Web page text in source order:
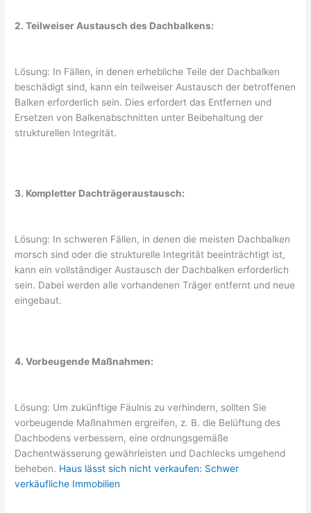
2. Teilweiser Austausch des Dachbalkens:
Lösung: In Fällen, in denen erhebliche Teile der Dachbalken
beschädigt sind, kann ein teilweiser Austausch der betroffenen
Balken erforderlich sein. Dies erfordert das Entfernen und
Ersetzen von Balkenabschnitten unter Beibehaltung der
strukturellen Integrität.
3. Kompletter Dachträgeraustausch:
Lösung: In schweren Fällen, in denen die meisten Dachbalken
morsch sind oder die strukturelle Integrität beeinträchtigt ist,
kann ein vollständiger Austausch der Dachbalken erforderlich
sein. Dabei werden alle vorhandenen Träger entfernt und neue
eingebaut.
4. Vorbeugende Maßnahmen:
Lösung: Um zukünftige Fäulnis zu verhindern, sollten Sie
vorbeugende Maßnahmen ergreifen, z. B. die Belüftung des
Dachbodens verbessern, eine ordnungsgemäße
Dachentwässerung gewährleisten und Dachlecks umgehend
beheben. Haus lässt sich nicht verkaufen: Schwer
verkäufliche Immobilien